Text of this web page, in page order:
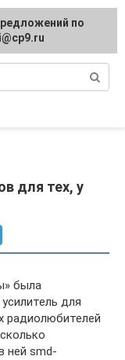
для тех, у
была
для
радиолюбителей
ней smd-
по